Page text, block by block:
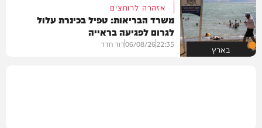
בארץ
אזהרה לרוחצים
משרד הבריאות: טפיל בכינרת עלול
לגרום לפגיעה בראייה
22:35
06/08/26דוד חדד